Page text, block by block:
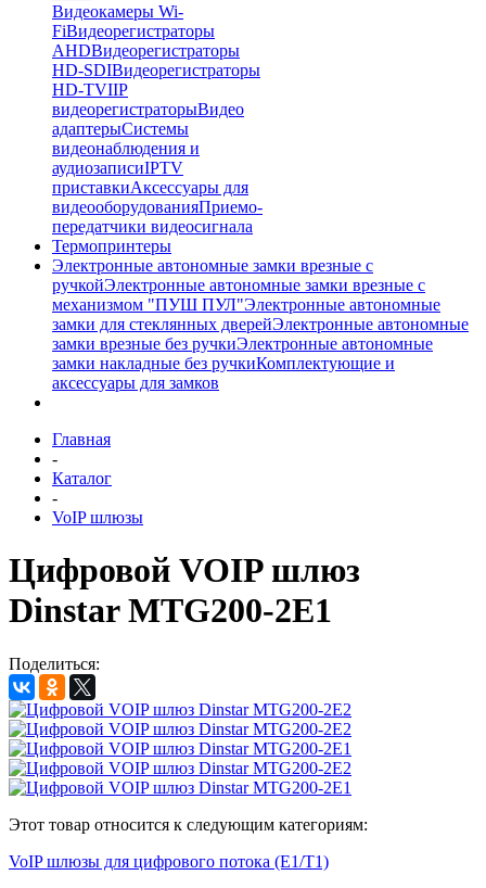
Видеокамеры Wi-
FiВидеорегистраторы
AHDВидеорегистраторы
HD-SDIВидеорегистраторы
HD-TVIIP
видеорегистраторыВидео
адаптерыСистемы
видеонаблюдения и
аудиозаписиIPTV
приставкиАксессуары для
видеооборудованияПриемо-
передатчики видеосигнала
Термопринтеры
Электронные автономные замки врезные с
ручкойЭлектронные автономные замки врезные с
механизмом "ПУШ ПУЛ"Электронные автономные
замки для стеклянных дверейЭлектронные автономные
замки врезные без ручкиЭлектронные автономные
замки накладные без ручкиКомплектующие и
аксессуары для замков
Главная
-
Каталог
-
VoIP шлюзы
Цифровой VOIP шлюз
Dinstar MTG200-2E1
Поделиться:
Этот товар относится к следующим категориям:
VoIP шлюзы для цифрового потока (E1/T1)